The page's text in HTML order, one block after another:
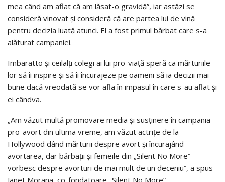
mea când am aflat că am lăsat-o gravidă”, iar astăzi se
consideră vinovat și consideră că are partea lui de vină
pentru decizia luată atunci. El a fost primul bărbat care s-a
alăturat campaniei.
Imbaratto și ceilalți colegi ai lui pro-viață speră ca mărturiile
lor să îi inspire și să îi încurajeze pe oameni să ia decizii mai
bune dacă vreodată se vor afla în impasul în care s-au aflat și
ei cândva.
„Am văzut multă promovare media și susținere în campania
pro-avort din ultima vreme, am văzut actrițe de la
Hollywood dând mărturii despre avort și încurajând
avortarea, dar bărbaţii și femeile din „Silent No More”
vorbesc despre avorturi de mai mult de un deceniu”, a spus